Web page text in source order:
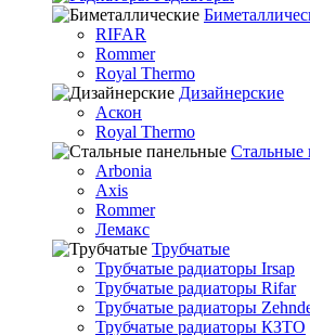
RIFAR
Rommer
Royal Thermo
Дизайнерские
Аскон
Royal Thermo
Стальные
Arbonia
Axis
Rommer
Лемакс
Трубчатые
Трубчатые радиаторы Irsap
Трубчатые радиаторы Rifar
Трубчатые радиаторы
Трубчатые радиаторы КЗТО